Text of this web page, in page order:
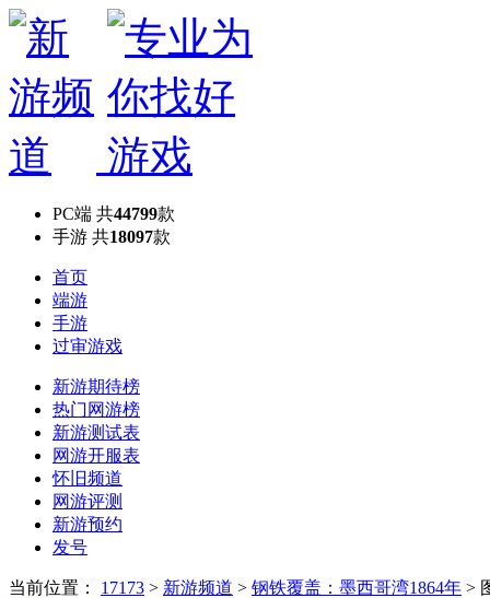
PC端 共44799款
手游 共18097款
首页
端游
手游
过审游戏
新游期待榜
热门网游榜
新游测试表
网游开服表
怀旧频道
网游评测
新游预约
发号
当前位置： 17173 > 新游频道 > 钢铁覆盖：墨西哥湾1864年 >